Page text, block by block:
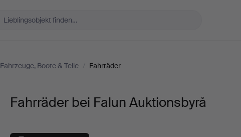
Fahrzeuge, Boote & Teile / Fahrräder
Fahrräder bei Falun Auktionsbyrå